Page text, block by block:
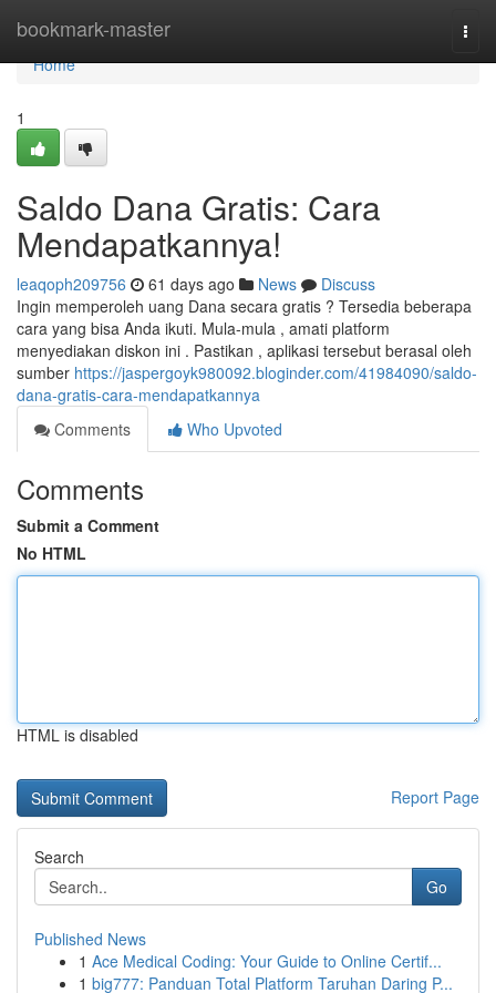
bookmark-master
Home
Home
1
Saldo Dana Gratis: Cara
Mendapatkannya!
leaqoph209756 61 days ago News
Discuss
Ingin memperoleh uang Dana secara gratis ? Tersedia beberapa
cara yang bisa Anda ikuti. Mula-mula , amati platform
menyediakan diskon ini . Pastikan , aplikasi tersebut berasal oleh
sumber https://jaspergoyk980092.bloginder.com/41984090/saldo-
dana-gratis-cara-mendapatkannya
Comments
Who Upvoted
Comments
Submit a Comment
No HTML
HTML is disabled
Report Page
Search
Go
Published News
1 Ace Medical Coding: Your Guide to Online Certif...
1 big777: Panduan Total Platform Taruhan Daring P...